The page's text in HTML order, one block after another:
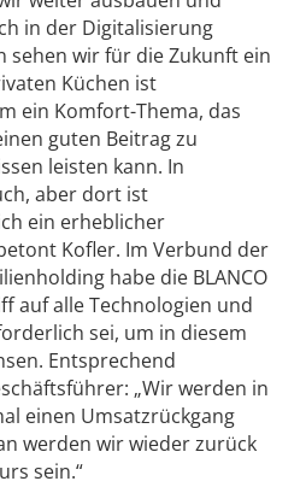
in der Digitalisierung
sehen wir für die Zukunft ein
Küchen ist
ein Komfort-Thema, das
guten Beitrag zu
leisten kann. In
aber dort ist
ein erheblicher
Kofler. Im Verbund der
habe die BLANCO
auf alle Technologien und
sei, um in diesem
Entsprechend
„Wir werden in
einen Umsatzrückgang
werden wir wieder zurück
sein.“